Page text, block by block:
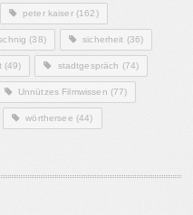
peter kaiser(162)
(38) sicherheit (36)
(49) stadtgespräch (74)
Unnützes Filmwissen (77)
wörthersee (44)